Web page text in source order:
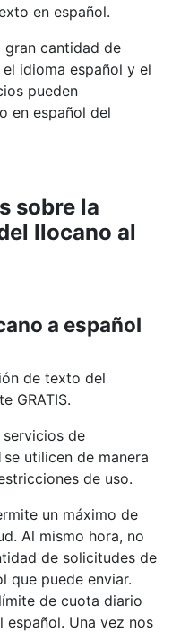
en español.
gran cantidad de
idioma español y el
pueden
en español del
sobre la
Ilocano al
a español
de texto del
GRATIS.
de
se utilicen de manera
de uso.
un máximo de
Al mismo hora, no
de solicitudes de
que puede enviar.
de cuota diario
Una vez nos